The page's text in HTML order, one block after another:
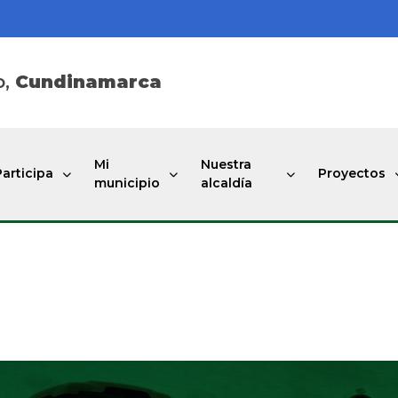
Cundinamarca
Mi
municipio
Nuestra
alcaldía
Proyectos